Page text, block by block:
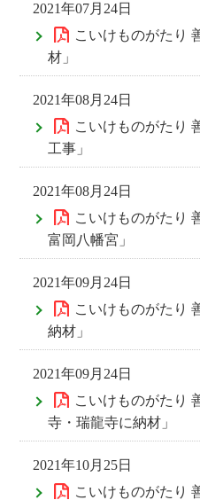
2021年07月24日
こいけものがたり
材」
2021年08月24日
こいけものがたり
工事」
2021年08月24日
こいけものがたり
富岡八幡宮」
2021年09月24日
こいけものがたり
納材」
2021年09月24日
こいけものがたり
寺・瑞龍寺に納材」
2021年10月25日
こいけものがたり